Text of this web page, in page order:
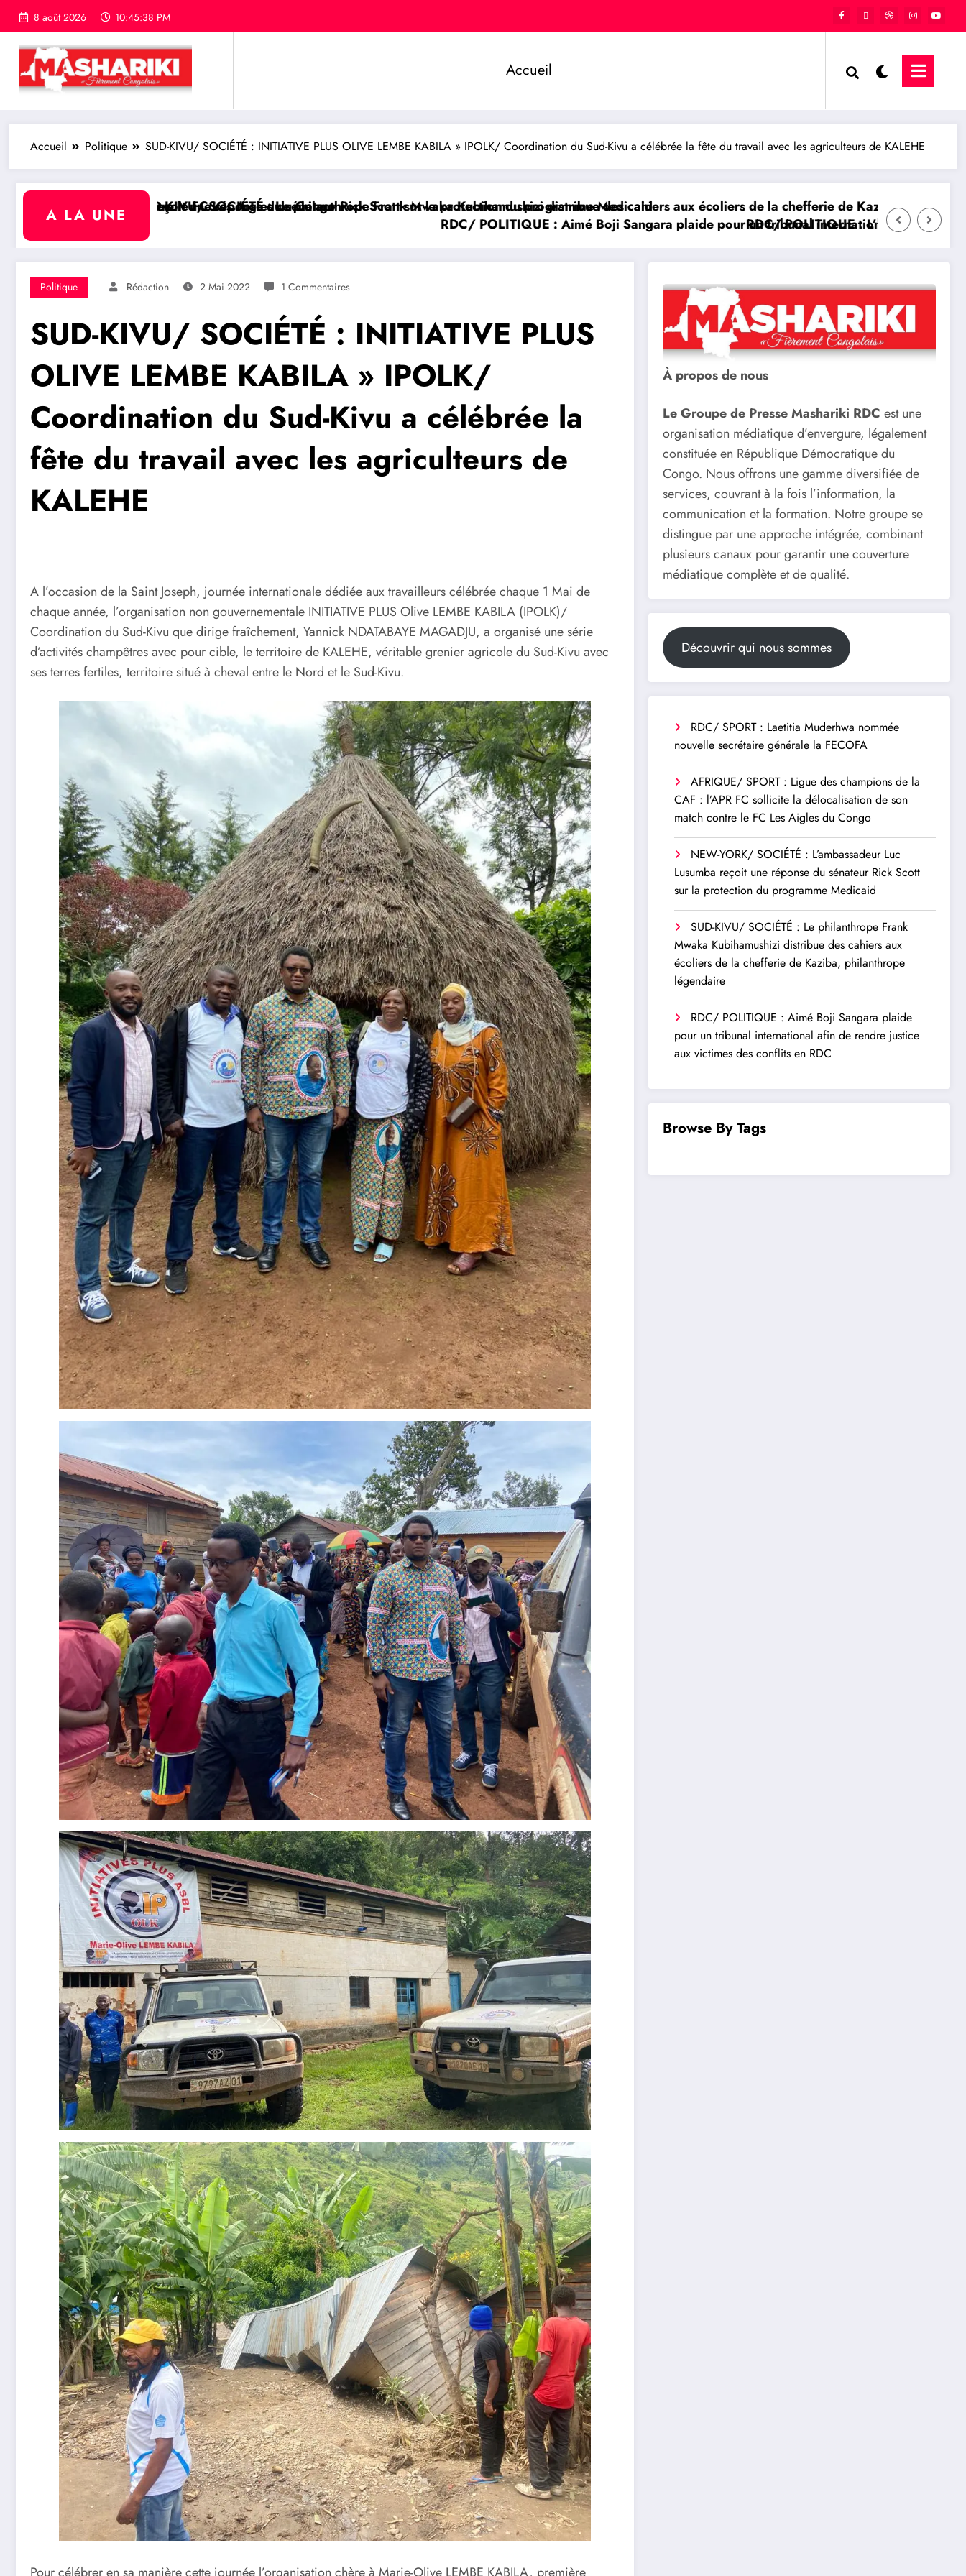
8 août 2026 10:45:40 PM
Accueil
Accueil Politique SUD-KIVU/ SOCIÉTÉ : INITIATIVE PLUS OLIVE LEMBE KABILA » IPOLK/ Coordination du Sud-Kivu a célébrée la fête du travail avec les agriculteurs de KALEHE
A LA UNE
Scott sur la protection du programme Medicaid
Frank Mwaka Kubihamushizi distribue des cahiers aux écoliers de la chefferie de Kaziba, philanthrope légendaire
RDC/ POLITIQUE : Aimé Boji Sangara plaide pour un tribunal international afin de rendre justice aux victimes des conflits en RDC
RDC/ POLITIQUE : L’honorable Namazihana Bachoke Patrick Baka salue la suspension de
RDC/ POLITIQUE : Dépolitisation des
Politique Rédaction 2 Mai 2022 1 Commentaires
SUD-KIVU/ SOCIÉTÉ : INITIATIVE PLUS
OLIVE LEMBE KABILA » IPOLK/
Coordination du Sud-Kivu a célébrée la
fête du travail avec les agriculteurs de
KALEHE
A l’occasion de la Saint Joseph, journée internationale dédiée aux travailleurs célébrée chaque 1 Mai de
chaque année, l’organisation non gouvernementale INITIATIVE PLUS Olive LEMBE KABILA (IPOLK)/
Coordination du Sud-Kivu que dirige fraîchement, Yannick NDATABAYE MAGADJU, a organisé une série
d’activités champêtres avec pour cible, le territoire de KALEHE, véritable grenier agricole du Sud-Kivu avec
ses terres fertiles, territoire situé à cheval entre le Nord et le Sud-Kivu.
À propos de nous
Le Groupe de Presse Mashariki RDC est une
organisation médiatique d’envergure, légalement
constituée en République Démocratique du
Congo. Nous offrons une gamme diversifiée de
services, couvrant à la fois l’information, la
communication et la formation. Notre groupe se
distingue par une approche intégrée, combinant
plusieurs canaux pour garantir une couverture
médiatique complète et de qualité.
Découvrir qui nous sommes
RDC/ SPORT : Laetitia Muderhwa nommée
nouvelle secrétaire générale la FECOFA
AFRIQUE/ SPORT : Ligue des champions de la
CAF : l’APR FC sollicite la délocalisation de son
match contre le FC Les Aigles du Congo
NEW-YORK/ SOCIÉTÉ : L’ambassadeur Luc
Lusumba reçoit une réponse du sénateur Rick Scott
sur la protection du programme Medicaid
SUD-KIVU/ SOCIÉTÉ : Le philanthrope Frank
Mwaka Kubihamushizi distribue des cahiers aux
écoliers de la chefferie de Kaziba, philanthrope
légendaire
RDC/ POLITIQUE : Aimé Boji Sangara plaide
pour un tribunal international afin de rendre justice
aux victimes des conflits en RDC
Browse By Tags